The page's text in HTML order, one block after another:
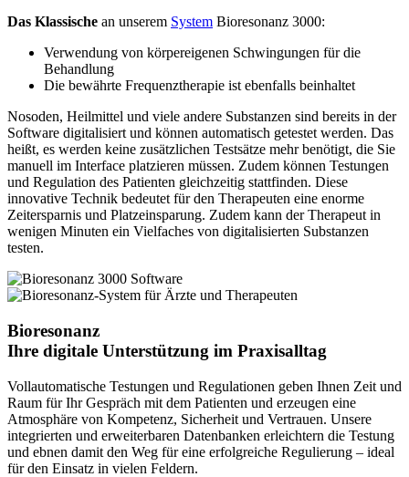
Das Klassische an unserem System Bioresonanz 3000:
Verwendung von körpereigenen Schwingungen für die
Behandlung
Die bewährte Frequenztherapie ist ebenfalls beinhaltet
Nosoden, Heilmittel und viele andere Substanzen sind bereits in der
Software digitalisiert und können automatisch getestet werden. Das
heißt, es werden keine zusätzlichen Testsätze mehr benötigt, die Sie
manuell im Interface platzieren müssen. Zudem können Testungen
und Regulation des Patienten gleichzeitig stattfinden. Diese
innovative Technik bedeutet für den Therapeuten eine enorme
Zeitersparnis und Platzeinsparung. Zudem kann der Therapeut in
wenigen Minuten ein Vielfaches von digitalisierten Substanzen
testen.
Bioresonanz
Ihre digitale Unterstützung im Praxisalltag
Vollautomatische Testungen und Regulationen geben Ihnen Zeit und
Raum für Ihr Gespräch mit dem Patienten und erzeugen eine
Atmosphäre von Kompetenz, Sicherheit und Vertrauen. Unsere
integrierten und erweiterbaren Datenbanken erleichtern die Testung
und ebnen damit den Weg für eine erfolgreiche Regulierung – ideal
für den Einsatz in vielen Feldern.